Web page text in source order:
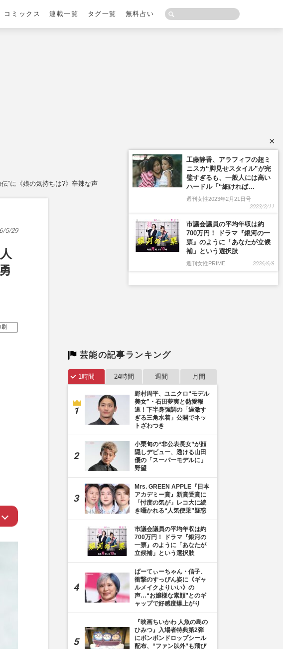
コミックス 連載一覧 タグ一覧 無料占い
”に《娘の気持ちは?》辛辣な声
5/29
刷
芸能の記事ランキング
1時間 24時間 週間 月間
野村周平、ユニクロ“モデル
美女”・石田夢実と熱愛報
道！下半身強調の「過激す
ぎる三角水着」公開でネッ
トざわつき
小栗旬の“非公表長女”が顔
隠しデビュー、透ける山田
優の「スーパーモデルに」
野望
Mrs. GREEN APPLE『日本
アカデミー賞』新賞受賞に
「忖度の気が」レコ大に続
き囁かれる“人気便乗”疑惑
市議会議員の平均年収は約
700万円！ ドラマ『銀河の
一票』のように「あなたが
立候補」という選択肢
ぱーてぃーちゃん・信子、
衝撃のすっぴん姿に《ギャ
ルメイクよりいい》の
声…“お嬢様な素顔”とのギ
ャップで好感度爆上がり
『映画ちいかわ 人魚の島の
ひみつ』入場者特典第2弾
にボンボンドロップシール
配布、“ファン以外”も飛び
×